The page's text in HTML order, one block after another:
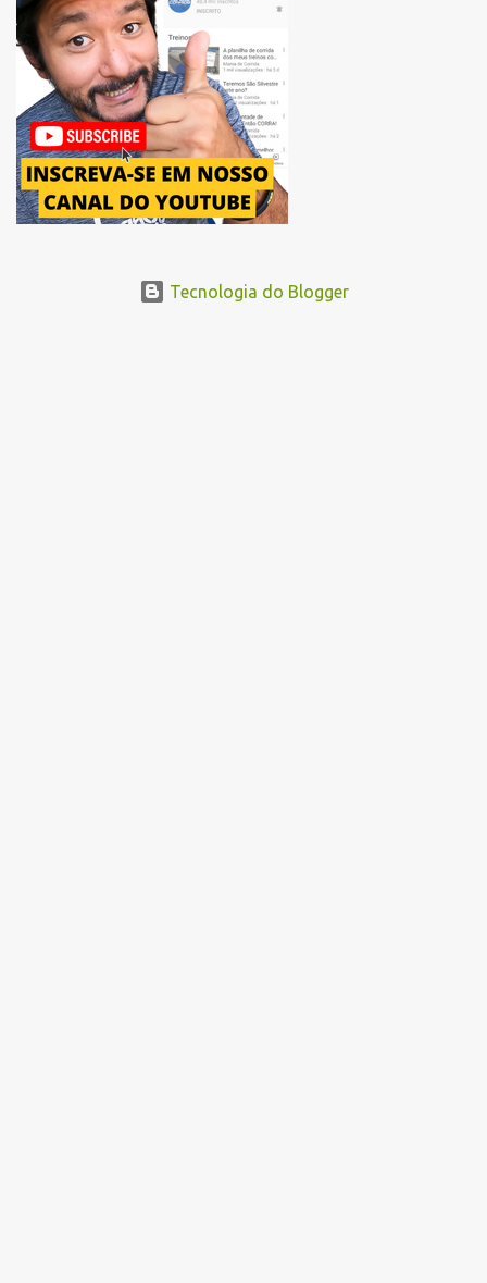
um novo trajeto na região do Pacaembu e Barra Funda. Após a
Avenida Pacaembu, os corredores seguirão pela Avenida Doutor
Abraão Ribeiro, passando ao lado do Memorial da América Latina,
acessando a Avenida Norma Pieruccini Giannotti, a Avenida Rudge e
...
Tecnologia do Blogger